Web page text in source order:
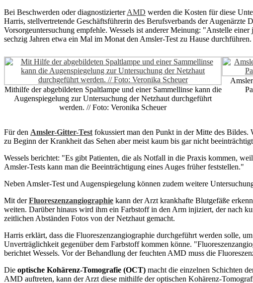
Bei Beschwerden oder diagnostizierterAMD werden die Kosten für diese
Harris, stellvertretende Geschäftsführerin des Berufsverbands der
Vorsorgeuntersuchung empfehle. Wessels ist anderer Meinung: "Anstelle
sechzig Jahren etwa ein Mal im Monat den Amsler-Test zu Hause
Mithilfe der abgebildeten Spaltlampe und einer Sammellinse kann die
Augenspiegelung zur Untersuchung der Netzhaut durchgeführt
werden. // Foto: Veronika Scheuer
Für den Amsler-Gitter-Test fokussiert man den Punkt in der Mitte des Bildes.
zu Beginn der Krankheit das Sehen aber meist kaum bis gar nicht
Wessels berichtet: "Es gibt Patienten, die als Notfall in die Praxis kommen,
Amsler-Tests kann man die Beeinträchtigung eines Auges früher feststellen."
Neben Amsler-Test und Augenspiegelung können zudem weitere
Mit derFluoreszenzangiographie kann der Arzt krankhafte Blutgefäße
weiten. Darüber hinaus wird ihm ein Farbstoff in den Arm injiziert, der nach
zeitlichen Abständen Fotos von der Netzhaut gemacht.
Harris erklärt, dass die Fluoreszenzangiographie durchgeführt werden solle,
Unverträglichkeit gegenüber dem Farbstoff kommen könne.
berichtet Wessels. Vor der Behandlung der feuchten AMD muss die
Die optische Kohärenz-Tomografie (OCT) macht die einzelnen Schichten
AMD auftreten, kann der Arzt diese mithilfe der optischen Kohärenz-